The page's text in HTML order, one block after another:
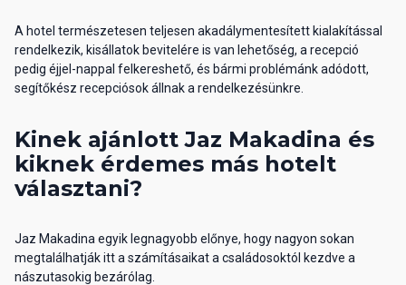
A hotel természetesen teljesen akadálymentesített kialakítással
rendelkezik, kisállatok bevitelére is van lehetőség, a recepció
pedig éjjel-nappal felkereshető, és bármi problémánk adódott,
segítőkész recepciósok állnak a rendelkezésünkre.
Kinek ajánlott Jaz Makadina és
kiknek érdemes más hotelt
választani?
Jaz Makadina egyik legnagyobb előnye, hogy nagyon sokan
megtalálhatják itt a számításaikat a családosoktól kezdve a
nászutasokig bezárólag.